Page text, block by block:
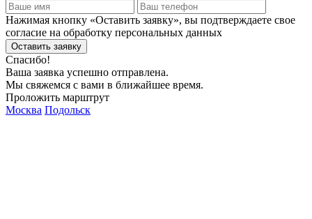
Нажимая кнопку «Оставить заявку», вы подтверждаете свое
согласие на обработку персональных данных
Оставить заявку
Спасибо!
Ваша заявка успешно отправлена.
Мы свяжемся с вами в ближайшее время.
Проложить марштрут
Москва Подольск